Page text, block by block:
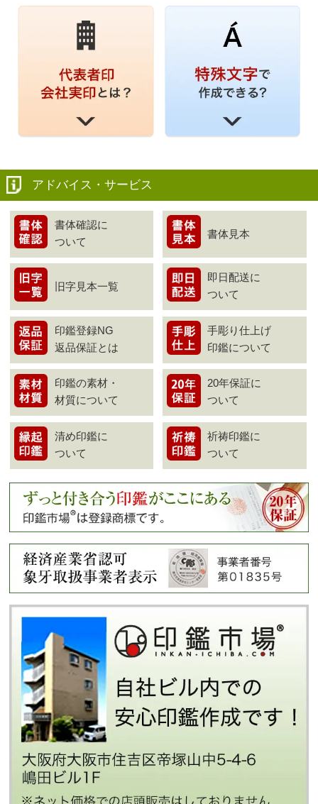
アドバイス・サービス
書体確認に
ついて
書体見本
旧字見本一覧
即日配送に
ついて
印鑑登録NG
返品保証とは
手彫り仕上げ
印鑑について
印鑑の素材・
材質について
20年保証に
ついて
清め印鑑に
ついて
祈祷印鑑に
ついて